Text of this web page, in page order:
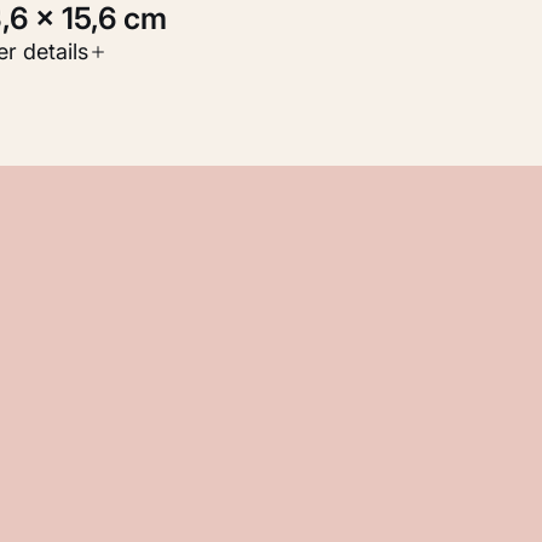
× 15,6 cm
werk
details